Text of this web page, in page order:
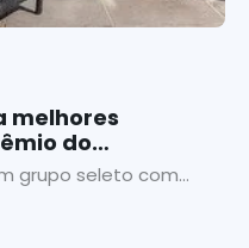
melhores
do
grupo seleto com...